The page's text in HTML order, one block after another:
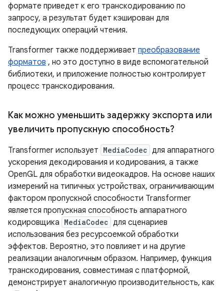
формате приведет к его транскодированию по
запросу, а результат будет кэширован для
последующих операций чтения.
Transformer также поддерживает преобразование
форматов , но это доступно в виде вспомогательной
библиотеки, и приложение полностью контролирует
процесс транскодирования.
Как можно уменьшить задержку экспорта или
увеличить пропускную способность?
Transformer использует MediaCodec для аппаратного
ускорения декодирования и кодирования, а также
OpenGL для обработки видеокадров. На основе наших
измерений на типичных устройствах, ограничивающим
фактором пропускной способности Transformer
является пропускная способность аппаратного
кодировщика MediaCodec для сценариев
использования без ресурсоемкой обработки
эффектов. Вероятно, это повлияет и на другие
реализации аналогичным образом. Например, функция
транскодирования, совместимая с платформой,
демонстрирует аналогичную производительность, как